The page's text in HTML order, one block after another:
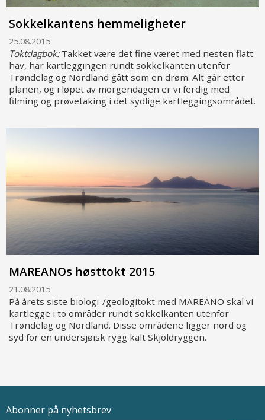
Sokkelkantens hemmeligheter
25.08.2015
Toktdagbok: Takket være det fine været med nesten flatt
hav, har kartleggingen rundt sokkelkanten utenfor
Trøndelag og Nordland gått som en drøm. Alt går etter
planen, og i løpet av morgendagen er vi ferdig med
filming og prøvetaking i det sydlige kartleggingsområdet.
MAREANOs høsttokt 2015
21.08.2015
På årets siste biologi-/geologitokt med MAREANO skal vi
kartlegge i to områder rundt sokkelkanten utenfor
Trøndelag og Nordland. Disse områdene ligger nord og
syd for en undersjøisk rygg kalt Skjoldryggen.
Epostadresse
Abonner på nyhetsbrev